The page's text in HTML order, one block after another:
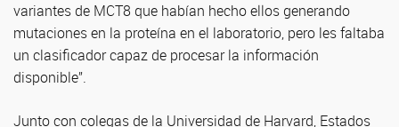
variantes de MCT8 que habían hecho ellos generando
mutaciones en la proteína en el laboratorio, pero les faltaba
un clasificador capaz de procesar la información
disponible”.
Junto con colegas de la Universidad de Harvard, Estados